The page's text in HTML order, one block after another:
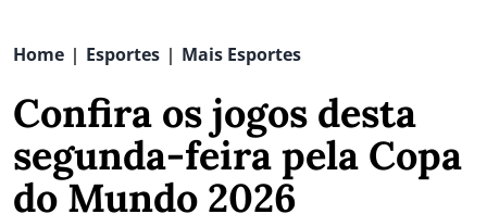
Home | Esportes | Mais Esportes
Confira os jogos desta
segunda-feira pela Copa
do Mundo 2026